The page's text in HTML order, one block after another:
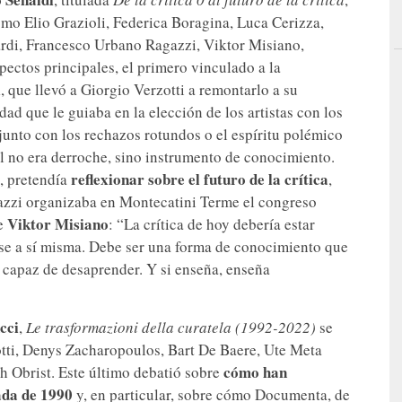
Elio Grazioli, Federica Boragina, Luca Cerizza,
Francesco Urbano Ragazzi, Viktor Misiano,
principales, el primero vinculado a la
, que llevó a Giorgio Verzotti a remontarlo a su
que le guiaba en la elección de los artistas con los
con los rechazos rotundos o el espíritu polémico
no era derroche, sino instrumento de conocimiento.
pretendíareflexionar sobre el futuro de la crítica,
organizaba en Montecatini Terme el congreso
Viktor Misiano: “La crítica de hoy debería estar
a sí misma. Debe ser una forma de conocimiento que
de desaprender. Y si enseña, enseña
,Le trasformazioni della curatela (1992-2022) se
Denys Zacharopoulos, Bart De Baere, Ute Meta
Obrist. Este último debatió sobre cómo han
de 1990 y, en particular, sobre cómo Documenta, de